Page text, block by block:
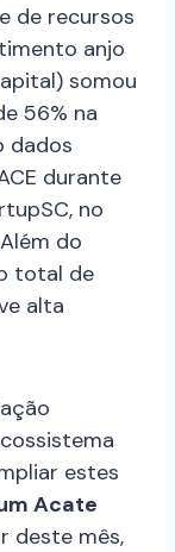
de recursos
anjo
somou
56% na
dados
durante
no
do
total de
alta
estes
Acate
deste mês,